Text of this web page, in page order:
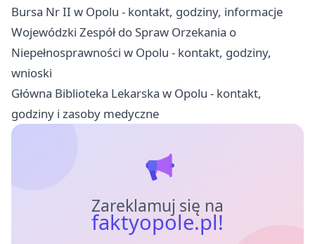
Bursa Nr II w Opolu - kontakt, godziny, informacje
Wojewódzki Zespół do Spraw Orzekania o
Niepełnosprawności w Opolu - kontakt, godziny,
wnioski
Główna Biblioteka Lekarska w Opolu - kontakt,
godziny i zasoby medyczne
Zareklamuj się na
faktyopole.pl!